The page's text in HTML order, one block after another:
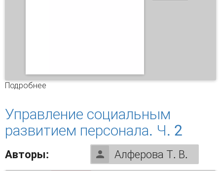
Подробнее
Управление социальным
развитием персонала. Ч. 2
Авторы: Алферова Т. В.